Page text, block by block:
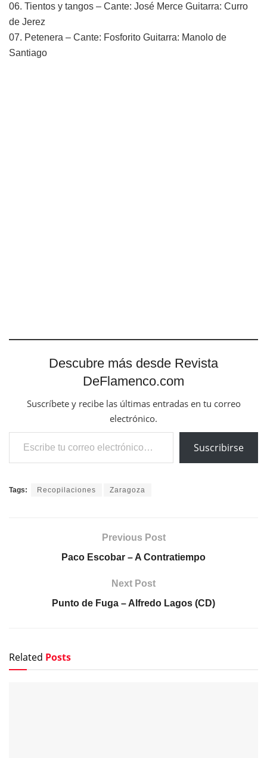
06. Tientos y tangos – Cante: José Merce Guitarra: Curro
de Jerez
07. Petenera – Cante: Fosforito Guitarra: Manolo de
Santiago
Descubre más desde Revista
DeFlamenco.com
Suscríbete y recibe las últimas entradas en tu correo
electrónico.
Escribe tu correo electrónico…
Suscribirse
Tags: Recopilaciones Zaragoza
Previous Post
Paco Escobar – A Contratiempo
Next Post
Punto de Fuga – Alfredo Lagos (CD)
Related Posts